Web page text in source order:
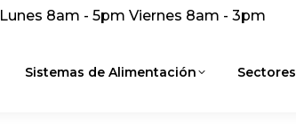
Lunes 8am - 5pm Viernes 8am - 3pm
Sistemas de Alimentación Sectores